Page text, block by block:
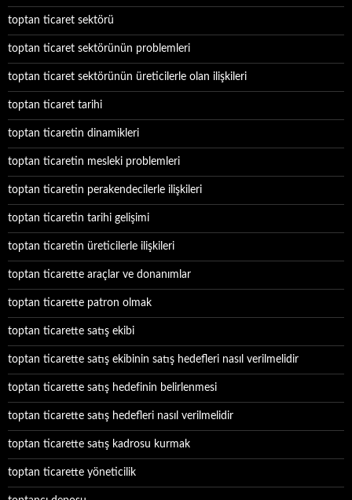
toptan ticaret sektörü
toptan ticaret sektörünün problemleri
toptan ticaret sektörünün üreticilerle olan ilişkileri
toptan ticaret tarihi
toptan ticaretin dinamikleri
toptan ticaretin mesleki problemleri
toptan ticaretin perakendecilerle ilişkileri
toptan ticaretin tarihi gelişimi
toptan ticaretin üreticilerle ilişkileri
toptan ticarette araçlar ve donanımlar
toptan ticarette patron olmak
toptan ticarette satış ekibi
toptan ticarette satış ekibinin satış hedefleri nasıl verilmelidir
toptan ticarette satış hedefinin belirlenmesi
toptan ticarette satış hedefleri nasıl verilmelidir
toptan ticarette satış kadrosu kurmak
toptan ticarette yöneticilik